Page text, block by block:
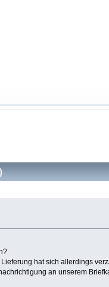
hat sich allerdings
an unserem